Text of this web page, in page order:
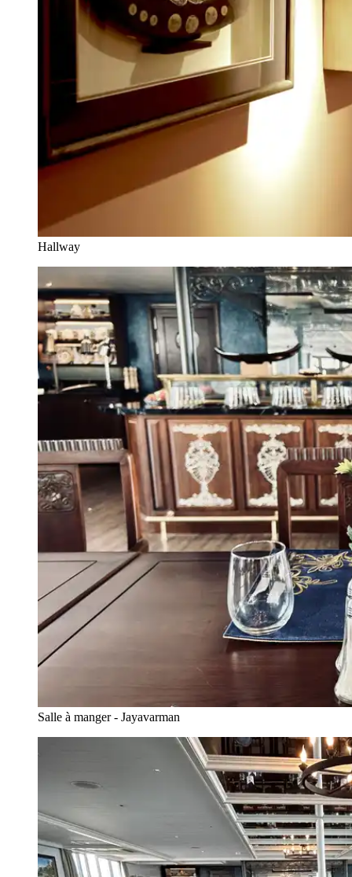
Hallway
Salle à manger - Jayavarman